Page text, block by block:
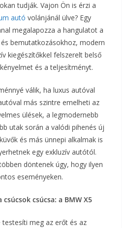
tudják. Vajon Ön is érzi a
autó volánjánál ülve? Egy
megalapozza a hangulatot a
bemutatkozásokhoz, modern
kiegészítőkkel felszerelt belső
és a teljesítményt.
válik, ha luxus autóval
más szintre emelheti az
ülések, a legmodernebb
utak során a valódi pihenés új
és más ünnepi alkalmak is
egy exkluzív autótól.
döntenek úgy, hogy ilyen
eseményeken.
csúcsa: a BMW X5
meg az erőt és az